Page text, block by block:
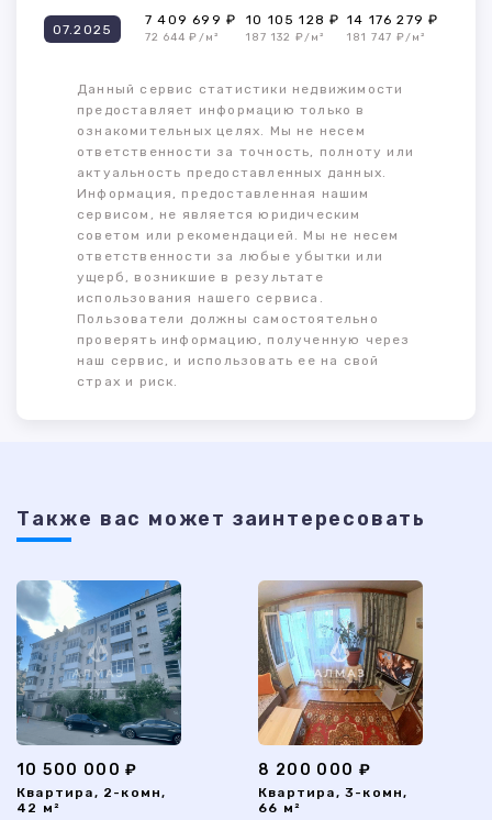
07.2025
7 409 699 ₽
72 644 ₽/м²
10 105 128 ₽
187 132 ₽/м²
14 176 279 ₽
181 747 ₽/м²
Данный сервис статистики недвижимости
предоставляет информацию только в
ознакомительных целях. Мы не несем
ответственности за точность, полноту или
актуальность предоставленных данных.
Информация, предоставленная нашим
сервисом, не является юридическим
советом или рекомендацией. Мы не несем
ответственности за любые убытки или
ущерб, возникшие в результате
использования нашего сервиса.
Пользователи должны самостоятельно
проверять информацию, полученную через
наш сервис, и использовать ее на свой
страх и риск.
Также ваc может заинтересовать
10 500 000 ₽
Квартира, 2-комн,
42 м²
8 200 000 ₽
Квартира, 3-комн,
66 м²